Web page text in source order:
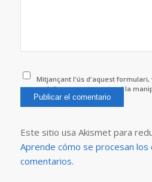
Mitjançant l'ús d'aquest formulari,
amb l'emmagatzematge i la
per aquest lloc web.*
Este sitio usa Akismet para
Aprende cómo se procesan
comentarios.